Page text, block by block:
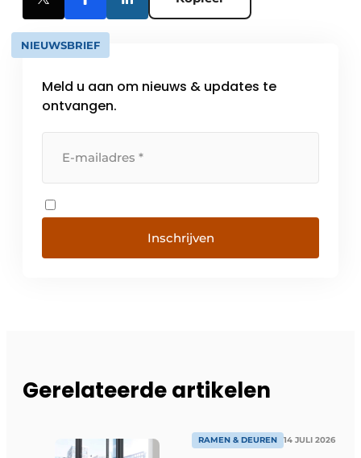
NIEUWSBRIEF
Meld u aan om nieuws & updates te
ontvangen.
Inschrijven
Gerelateerde artikelen
RAMEN & DEUREN 14 JULI 2026